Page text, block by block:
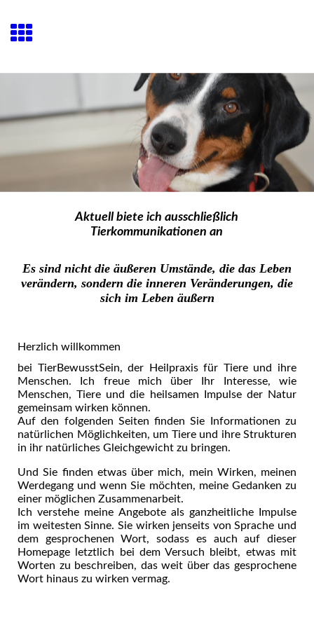
Aktuell biete ich ausschließlich
Tierkommunikationen an
Es sind nicht die äußeren Umstände, die das Leben
verändern, sondern die inneren Veränderungen, die
sich im Leben äußern
Herzlich willkommen
bei TierBewusstSein, der Heilpraxis für Tiere und ihre
Menschen. Ich freue mich über Ihr Interesse, wie
Menschen, Tiere und die heilsamen Impulse der Natur
gemeinsam wirken können.
Auf den folgenden Seiten finden Sie Informationen zu
natürlichen Möglichkeiten, um Tiere und ihre Strukturen
in ihr natürliches Gleichgewicht zu bringen.
Und Sie finden etwas über mich, mein Wirken, meinen
Werdegang und wenn Sie möchten, meine Gedanken zu
einer möglichen Zusammenarbeit.
Ich verstehe meine Angebote als ganzheitliche Impulse
im weitesten Sinne. Sie wirken jenseits von Sprache und
dem gesprochenen Wort, sodass es auch auf dieser
Homepage letztlich bei dem Versuch bleibt, etwas mit
Worten zu beschreiben, das weit über das gesprochene
Wort hinaus zu wirken vermag.